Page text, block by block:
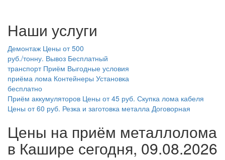
Наши услуги
Демонтаж Цены от 500
руб./тонну. Вывоз Бесплатный
транспорт Приём Выгодные условия
приёма лома Контейнеры Установка
бесплатно
Приём аккумуляторов Цены от 45 руб. Скупка лома кабеля
Цены от 60 руб. Резка и заготовка металла Договорная
Цены на приём металлолома
в Кашире сегодня, 09.08.2026